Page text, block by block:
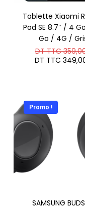
Tablette Xiaomi
Pad SE 8.7″ / 4
Go / 4G /
DT TTC
DT TTC
Promo !
SAMSUNG